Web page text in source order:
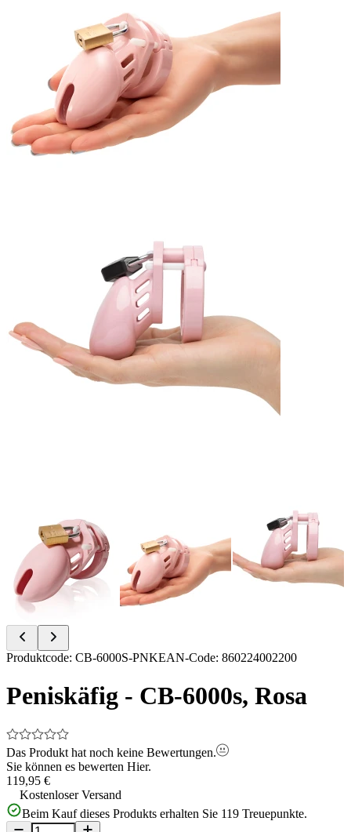
Item
of
Produktcode: CB-6000S-PNKEAN-Code: 860224002200
Peniskäfig - CB-6000s, Rosa
Das Produkt hat noch keine Bewertungen.
Sie können es bewerten Hier.
119,95 €
Kostenloser Versand
Beim Kauf dieses Produkts erhalten Sie 119 Treuepunkte.